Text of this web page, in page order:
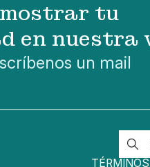
mostrar tu
en nuestra
un mail